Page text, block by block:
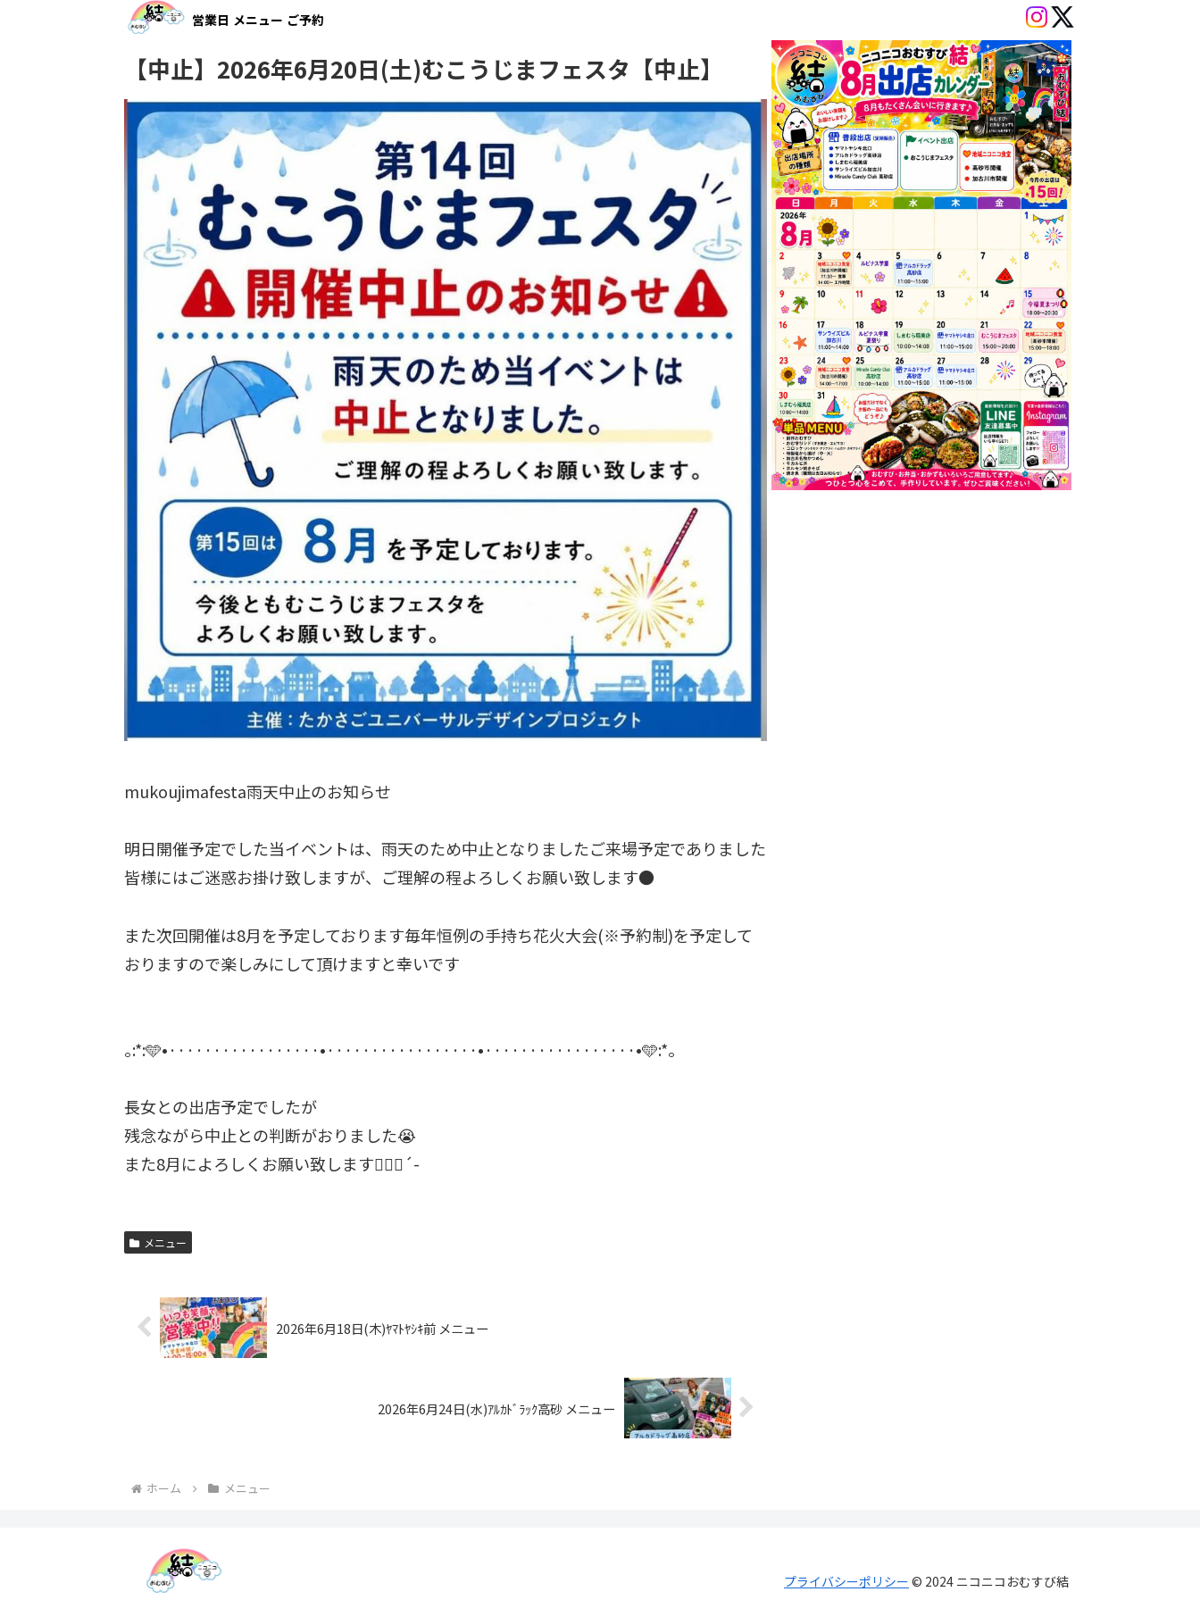
営業日 メニュー ご予約
【中止】2026年6月20日(土)むこうじまフェスタ【中止】
mukoujimafesta雨天中止のお知らせ
明日開催予定でした当イベントは、雨天のため中止となりましたご来場予定でありました
皆様にはご迷惑お掛け致しますが、ご理解の程よろしくお願い致します●
また次回開催は8月を予定しております毎年恒例の手持ち花火大会(※予約制)を予定して
おりますので楽しみにして頂けますと幸いです
⁡｡:*:🩵•·················•·················•·················•🩵:*｡⁡
⁡長女との出店予定でしたが⁡
残念ながら中止との判断がおりました😭⁡
⁡また8月によろしくお願い致します🙇🏻‍♀️‪‪´-
メニュー
2026年6月18日(木)ﾔﾏﾄﾔｼｷ前 メニュー
2026年6月24日(水)ｱﾙｶﾄﾞﾗｯｸ高砂 メニュー
ホーム メニュー
プライバシーポリシー © 2024 ニコニコおむすび結